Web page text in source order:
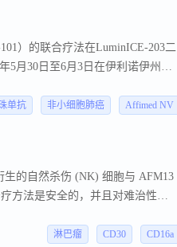
步分析显示，高暴露与更严重的或
）的联合疗法在LuminICE-203二
5月30日至6月3日在伊利诺伊州芝
活先天免疫系统潜力来恢复患者
单抗 非小细胞肺癌 Affimed NV
的自然杀伤 (NK) 细胞与 AFM13
方法是安全的，并且对难治性
这些结果表明，这种独特的细胞治
淋巴瘤 CD30 CD16a